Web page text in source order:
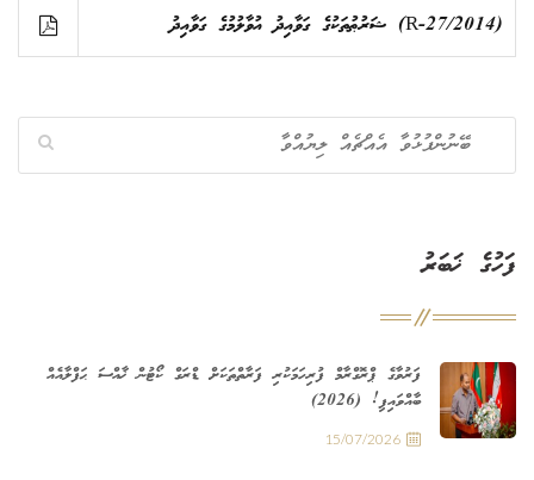
(2014/R-27) ޝަރުޠުތަކުގެ ގަވާއިދު އުވާލުމުގެ ގަވާއިދު
ފަހުގެ ޚަބަރު
ފަރުވާގެ ޕްރޮގްރާމް ފުރިހަމަކުރި ފަރާތްތަކަށް ޑްރަގް ކޯޓުން ޚާއްސަ ޙަފްލާއެއް
ބާއްވައިފި! (2026)
15/07/2026